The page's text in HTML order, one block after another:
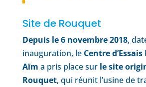
Site de Rouquet
Depuis le 6 novembre 2018,
inauguration, le Centre
Aïm a pris place sur le site
Rouquet, qui réunit l’usine de